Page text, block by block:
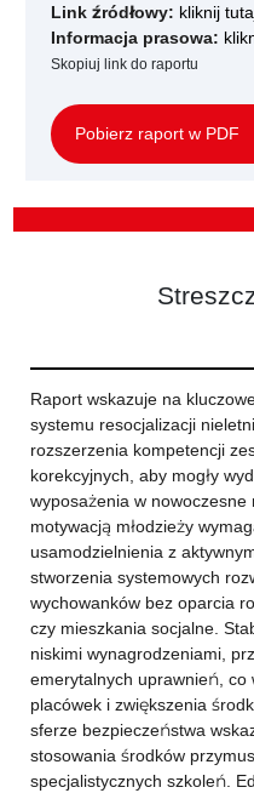
Link źródłowy: kliknij
Informacja prasowa:
Skopiuj link do raportu
Pobierz raport w PDF
Raport wskazuje na
systemu resocjalizacji
rozszerzenia kompetencji
korekcyjnych, aby mogły
wyposażenia w
motywacją młodzieży
usamodzielnienia z
stworzenia systemowych
wychowanków bez oparcia
czy mieszkania socjalne.
niskimi wynagrodzeniami,
emerytalnych uprawnień, co
placówek i zwiększenia
sferze bezpieczeństwa
stosowania środków
specjalistycznych szkoleń.